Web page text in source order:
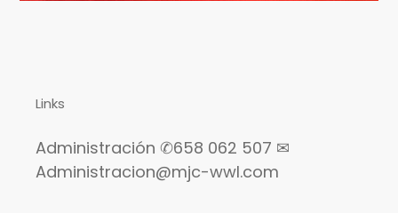
Links
Administración ✆658 062 507 ✉
Administracion@mjc-wwl.com